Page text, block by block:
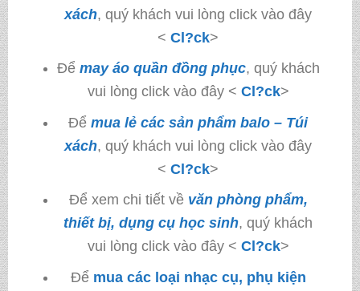
xách, quý khách vui lòng click vào đây
<Cl?ck>
Để may áo quần đồng phục, quý khách
vui lòng click vào đây < Cl?ck>
Đểmua lẻ các sản phẩm balo – Túi
xách, quý khách vui lòng click vào đây
<Cl?ck>
Để xem chi tiết về văn phòng phẩm,
thiết bị, dụng cụ học sinh, quý khách
vui lòng click vào đây < Cl?ck>
Để mua các loại nhạc cụ, phụ kiện